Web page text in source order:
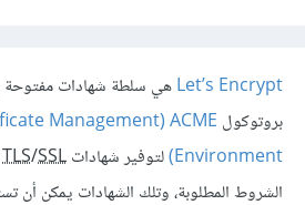
Let’s Encryptهي سلطة شهادات مفتوحة
بروتوكول
Management
Environment) لتوفير شهادات TLS/SSL
الشروط المطلوبة، وتلك الشهادات يمكن أن